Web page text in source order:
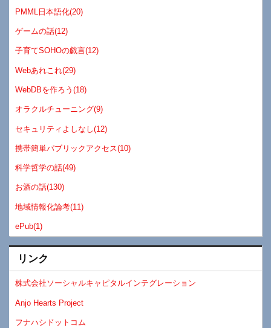
PMML日本語化(20)
ゲームの話(12)
子育てSOHOの戯言(12)
Webあれこれ(29)
WebDBを作ろう(18)
オラクルチューニング(9)
セキュリティよしなし(12)
携帯簡単パブリックアクセス(10)
科学哲学の話(49)
お酒の話(130)
地域情報化論考(11)
ePub(1)
リンク
株式会社ソーシャルキャピタルインテグレーション
Anjo Hearts Project
フナハシドットコム